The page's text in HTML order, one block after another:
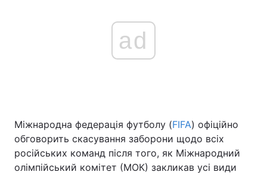
ad
Міжнародна федерація футболу (FIFA) офіційно
обговорить скасування заборони щодо всіх
російських команд після того, як Міжнародний
олімпійський комітет (МОК) закликав усі види